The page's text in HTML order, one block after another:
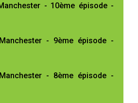
- 10ème épisode -
- 9ème épisode -
- 8ème épisode -